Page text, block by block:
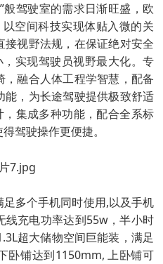
驾驶室的需求日渐旺盛，欧
空间科技实现体贴入微的关
视野法规，在保证绝对安全
实现驾驶员视野最大化。专
融合人体工程学智慧，配备
，为长途驾驶提供极致舒适
集成多种功能，配合全系标
驾驶操作更便捷。
多个手机同时使用,以及手机
线充电功率达到55w，半小时
超大储物空间巨能装，满足
卧铺达到1150mm, 上卧铺可